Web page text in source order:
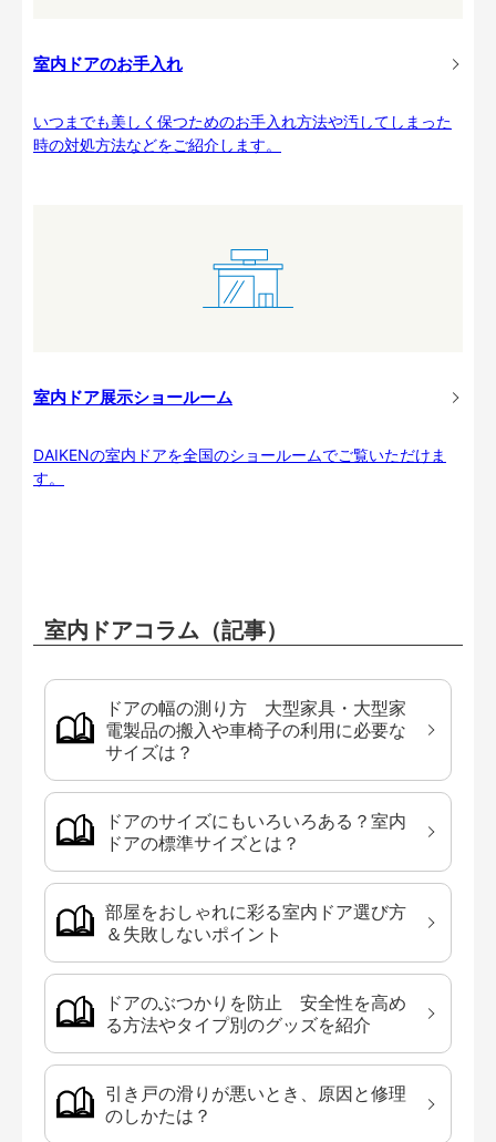
室内ドアのお手入れ
いつまでも美しく保つためのお手入れ方法や汚してしまった
時の対処方法などをご紹介します。
室内ドア展示ショールーム
DAIKENの室内ドアを全国のショールームでご覧いただけま
す。
室内ドアコラム（記事）
ドアの幅の測り方 大型家具・大型家
電製品の搬入や車椅子の利用に必要な
サイズは？
ドアのサイズにもいろいろある？室内
ドアの標準サイズとは？
部屋をおしゃれに彩る室内ドア選び方
＆失敗しないポイント
ドアのぶつかりを防止 安全性を高め
る方法やタイプ別のグッズを紹介
引き戸の滑りが悪いとき、原因と修理
のしかたは？